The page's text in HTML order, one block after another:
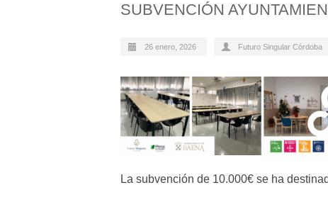
SUBVENCIÓN
26 enero, 2026 Futuro Singular Córdoba
La subvención de 10.000€ se ha